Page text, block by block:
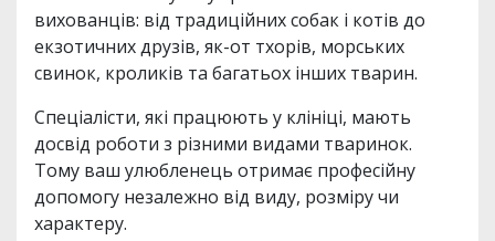
вихованців: від традиційних собак і котів до
екзотичних друзів, як-от тхорів, морських
свинок, кроликів та багатьох інших тварин.
Спеціалісти, які працюють у клініці, мають
досвід роботи з різними видами тваринок.
Тому ваш улюбленець отримає професійну
допомогу незалежно від виду, розміру чи
характеру.